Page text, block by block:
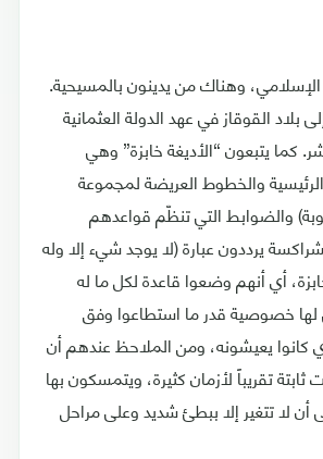
الإسلامي، وهناك من يدينون بالمسيحية.
بلاد القوقاز في عهد الدولة العثمانية
كما يتبعون “الأديغة خابزة” وهي
والخطوط العريضة لمجموعة
والضوابط التي تنظّم قواعدهم
يرددون عبارة (لا يوجد شيء إلا وله
أي أنهم وضعوا قاعدة لكل ما له
لها خصوصية قدر ما استطاعوا وفق
كانوا يعيشونه، ومن الملاحظ عندهم أن
ثابتة تقريباً لأزمان كثيرة، ويتمسكون بها
لا تتغير إلا ببطئ شديد وعلى مراحل